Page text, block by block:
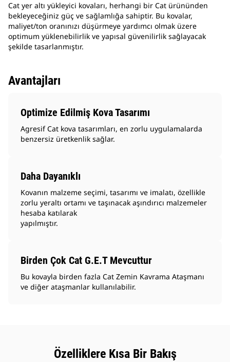
Cat yer altı yükleyici kovaları, herhangi bir Cat ürününden
bekleyeceğiniz güç ve sağlamlığa sahiptir. Bu kovalar,
maliyet/ton oranınızı düşürmeye yardımcı olmak üzere
optimum yüklenebilirlik ve yapısal güvenilirlik sağlayacak
şekilde tasarlanmıştır.
Avantajları
Optimize Edilmiş Kova Tasarımı
Agresif Cat kova tasarımları, en zorlu uygulamalarda
benzersiz üretkenlik sağlar.
Daha Dayanıklı
Kovanın malzeme seçimi, tasarımı ve imalatı, özellikle
zorlu yeraltı ortamı ve taşınacak aşındırıcı malzemeler
hesaba katılarak
yapılmıştır.
Birden Çok Cat G.E.T Mevcuttur
Bu kovayla birden fazla Cat Zemin Kavrama Ataşmanı
ve diğer ataşmanlar kullanılabilir.
Özelliklere Kısa Bir Bakış